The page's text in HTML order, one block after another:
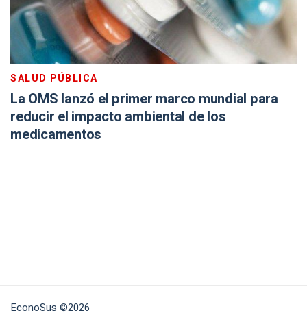
SALUD PÚBLICA
La OMS lanzó el primer marco mundial para
reducir el impacto ambiental de los
medicamentos
EconoSus ©2026